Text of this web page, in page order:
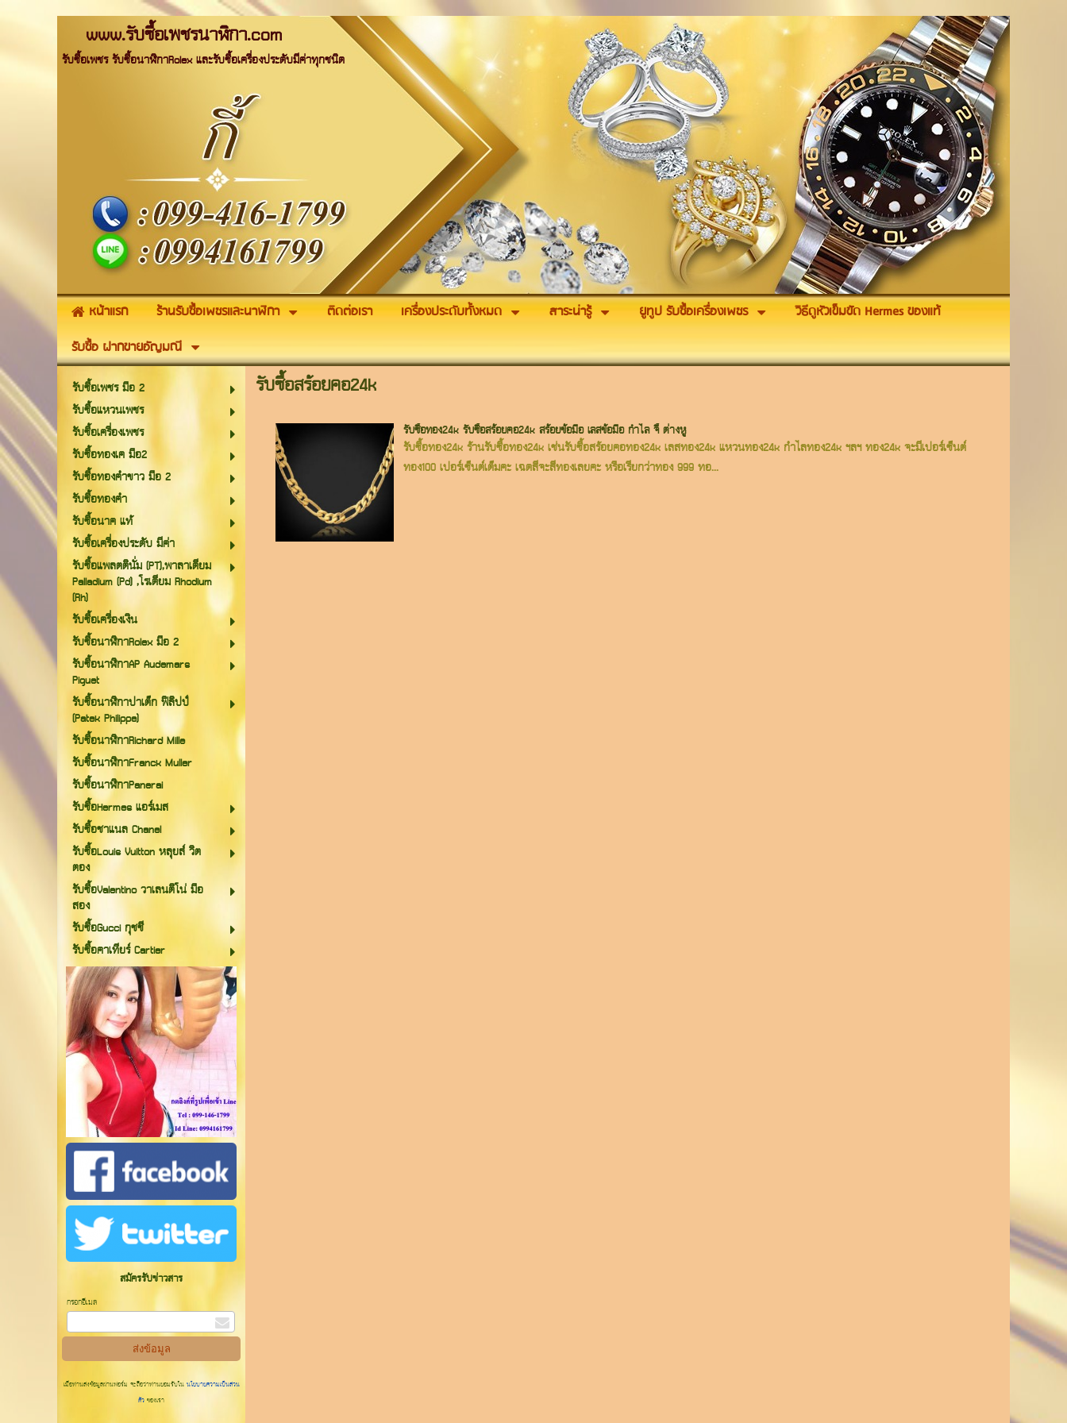
www.รับซื้อเพชรนาฬิกา.com
รับซื้อเพชร รับซื้อนาฬิกาRolex และรับซื้อเครื่องประดับมีค่าทุกชนิด
หน้าแรก ร้านรับซื้อเพชรและนาฬิกา ติดต่อเรา เครื่องประดับทั้งหมด สาระน่ารู้ ยูทูป รับซื้อเครื่องเพชร
วิธีดูหัวเข็มขัด Hermes ของแท้
รับซื้อ ฝากขายอัญมณี
รับซื้อเพชร มือ 2
รับซื้อแหวนเพชร
รับซื้อเครื่องเพชร
รับซื้อทองเค มือ2
รับซื้อทองคำขาว มือ 2
รับซื้อทองคำ
รับซื้อนาค แท้
รับซื้อเครื่องประดับ มีค่า
รับซื้อแพลตตินั่ม (PT),พาลาเดียม
Palladium (Pd) ,โรเดียม Rhodium
(Rh)
รับซื้อเครื่องเงิน
รับซื้อนาฬิกาRolex มือ 2
รับซื้อนาฬิกาAP Audemars
Piguet
รับซื้อนาฬิกาปาเต็ก ฟิลิปป์
(Patek Philippe)
รับซื้อนาฬิกาRichard Mille
รับซื้อนาฬิกาFranck Muller
รับซื้อนาฬิกาPanerai
รับซื้อHermes แอร์เมส
รับซื้อชาแนล Chanel
รับซื้อLouis Vuitton หลุยส์ วิต
ตอง
รับซื้อValentino วาเลนติโน่ มือ
สอง
รับซื้อGucci กุชชี
รับซื้อคาเทียร์ Cartier
สมัครรับข่าวสาร
กรอกอีเมล
เมื่อท่านส่งข้อมูลผ่านฟอร์ม จะถือว่าท่านยอมรับในนโยบายความเป็นส่วน
ตัวของเรา
รับซื้อสร้อยคอ24k
รับซื้อทอง24k รับซื้อสร้อยคอ24k สร้อยข้อมือ เลสข้อมือ กำไล จี้ ต่างหู
รับซื้อทอง24k ร้านรับซื้อทอง24k เช่นรับซื้อสร้อยคอทอง24k เลสทอง24k แหวนทอง24k กำไลทอง24k ฯลฯ ทอง24k จะมีเปอร์เซ็นต์
ทอง100 เปอร์เซ็นต์เต็มคะ เฉดสีจะสีทองเลยคะ หรือเรียกว่าทอง 999 ทอ...